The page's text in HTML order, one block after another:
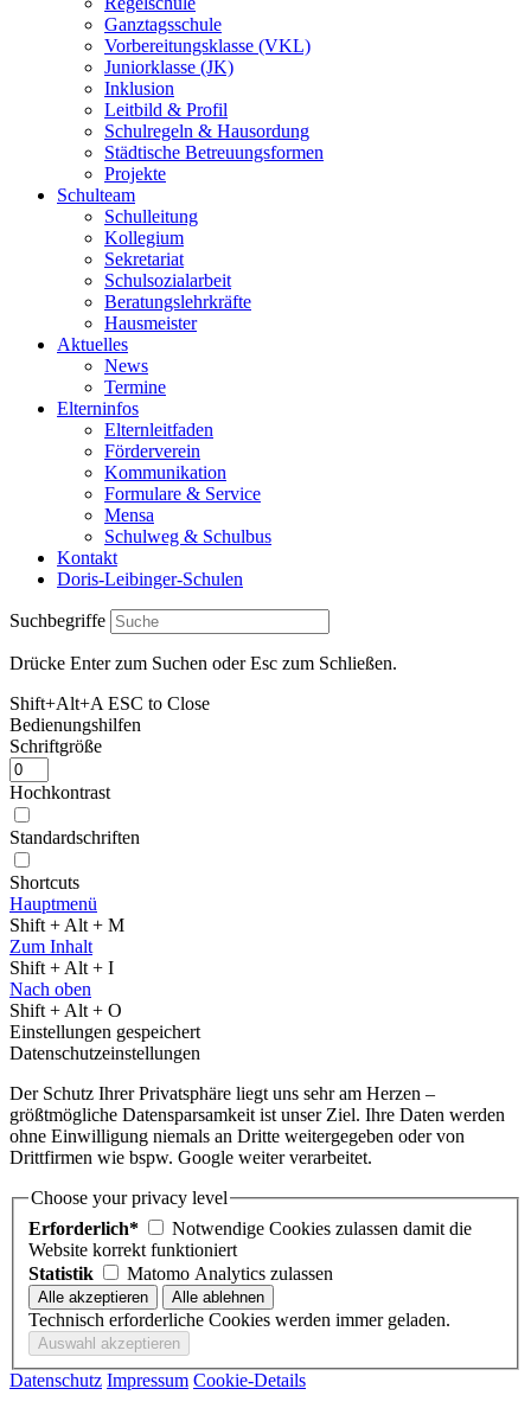
Ganztagsschule
Vorbereitungsklasse (VKL)
Juniorklasse (JK)
Inklusion
Leitbild & Profil
Schulregeln & Hausordung
Städtische Betreuungsformen
Projekte
Schulteam
Schulleitung
Kollegium
Sekretariat
Schulsozialarbeit
Beratungslehrkräfte
Hausmeister
Aktuelles
News
Termine
Elterninfos
Elternleitfaden
Förderverein
Kommunikation
Formulare & Service
Mensa
Schulweg & Schulbus
Kontakt
Doris-Leibinger-Schulen
Suchbegriffe
Drücke Enter zum Suchen oder Esc zum Schließen.
Shift+Alt+A ESC to Close
Bedienungshilfen
Schriftgröße
Hochkontrast
Standardschriften
Shortcuts
Hauptmenü
Shift + Alt + M
Zum Inhalt
Shift + Alt + I
Nach oben
Shift + Alt + O
Einstellungen gespeichert
Datenschutzeinstellungen
Der Schutz Ihrer Privatsphäre liegt uns sehr am Herzen –
größtmögliche Datensparsamkeit ist unser Ziel. Ihre Daten werden
ohne Einwilligung niemals an Dritte weitergegeben oder von
Drittfirmen wie bspw. Google weiter verarbeitet.
Choose your privacy level
Erforderlich*
Notwendige Cookies zulassen damit die
Website korrekt funktioniert
Statistik
Matomo Analytics zulassen
Technisch erforderliche Cookies werden immer geladen.
Datenschutz Impressum Cookie-Details